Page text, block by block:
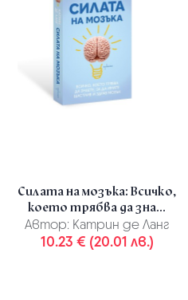
Силата на мозъка: Всичко,
което трябва да зна...
Автор: Катрин де Ланг
10.23 € (20.01 лв.)